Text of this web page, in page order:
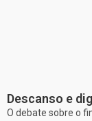
Descanso e
O debate sobre o